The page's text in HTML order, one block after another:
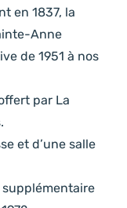
en 1837, la
Anne
de 1951 à nos
par La
et d’une salle
supplémentaire